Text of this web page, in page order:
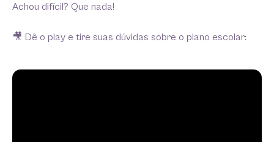
Achou difícil? Que nada!
🎥 Dê o play e tire suas dúvidas sobre o plano escolar: